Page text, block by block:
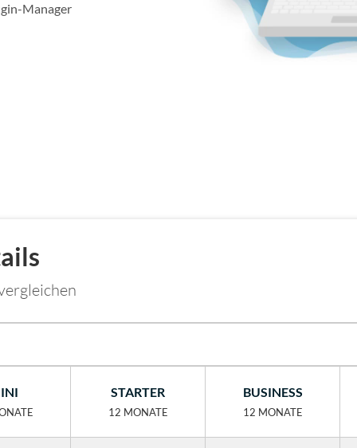
Manager
STARTER
12 MONATE
BUSINESS
12 MONATE